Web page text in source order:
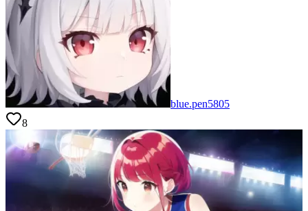
blue.pen5805
8